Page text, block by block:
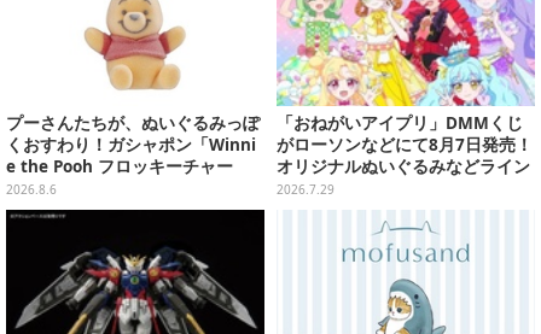
プーさんたちが、ぬいぐるみっぽ
くおすわり！ガシャポン「Winni
e the Pooh フロッキーチャー
ム」ふわふわでどれも可愛い全4
種
2026.8.6
「おねがいアイプリ」DMMくじ
がローソンなどにて8月7日発売！
オリジナルぬいぐるみなどライン
ナップ、各等賞にスペシャルアイ
プリカードが付属
2026.7.29